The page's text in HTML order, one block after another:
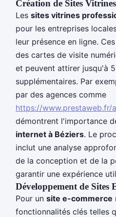
Création de Sites Vitrines
Les sites vitrines
pour les entreprises
leur présence en ligne.
des cartes de visite
et peuvent attirer jusqu'à
supplémentaires. Par
par des agences comme
https://www.prestaweb.fr/
démontrent l'importance
internet à Béziers. Le
inclut une analyse
de la conception et de la
garantir une expérience
Développement de Sites
Pour un site e-commerce
fonctionnalités clés telles